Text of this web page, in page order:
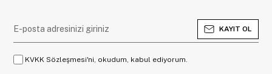
KAYIT OL
KVKK Sözleşmesi'ni, okudum, kabul ediyorum.